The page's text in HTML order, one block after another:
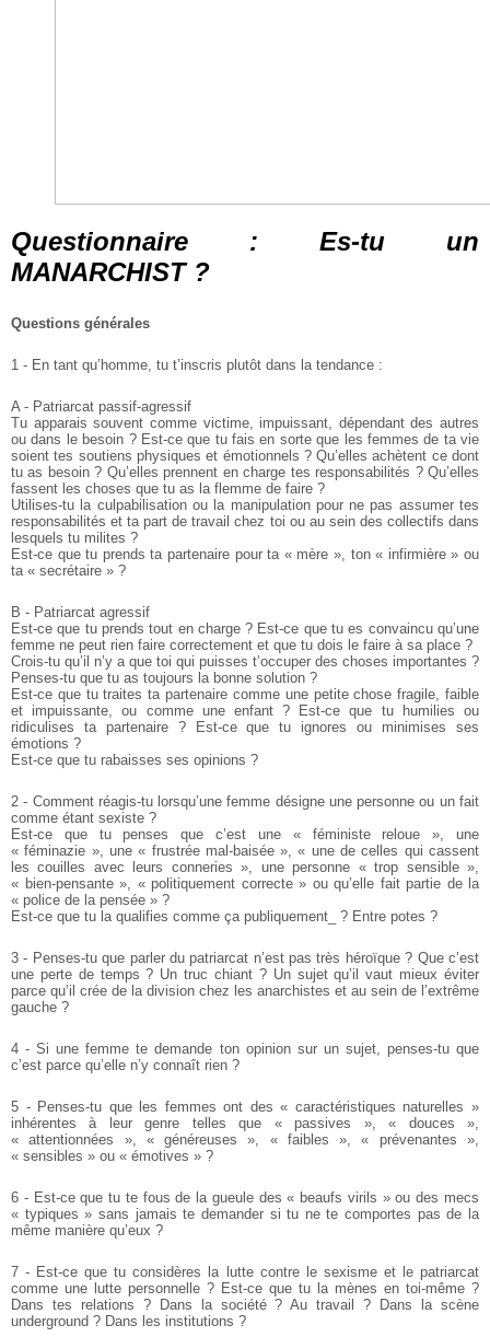
Questionnaire : Es-tu un
MANARCHIST ?
Questions générales
1 - En tant qu’homme, tu t’inscris plutôt dans la tendance :
A - Patriarcat passif-agressif
Tu apparais souvent comme victime, impuissant, dépendant des autres
ou dans le besoin ? Est-ce que tu fais en sorte que les femmes de ta vie
soient tes soutiens physiques et émotionnels ? Qu’elles achètent ce dont
tu as besoin ? Qu’elles prennent en charge tes responsabilités ? Qu’elles
fassent les choses que tu as la flemme de faire ?
Utilises-tu la culpabilisation ou la manipulation pour ne pas assumer tes
responsabilités et ta part de travail chez toi ou au sein des collectifs dans
lesquels tu milites ?
Est-ce que tu prends ta partenaire pour ta « mère », ton « infirmière » ou
ta « secrétaire » ?
B - Patriarcat agressif
Est-ce que tu prends tout en charge ? Est-ce que tu es convaincu qu’une
femme ne peut rien faire correctement et que tu dois le faire à sa place ?
Crois-tu qu’il n’y a que toi qui puisses t’occuper des choses importantes ?
Penses-tu que tu as toujours la bonne solution ?
Est-ce que tu traites ta partenaire comme une petite chose fragile, faible
et impuissante, ou comme une enfant ? Est-ce que tu humilies ou
ridiculises ta partenaire ? Est-ce que tu ignores ou minimises ses
émotions ?
Est-ce que tu rabaisses ses opinions ?
2 - Comment réagis-tu lorsqu’une femme désigne une personne ou un fait
comme étant sexiste ?
Est-ce que tu penses que c’est une « féministe reloue », une
« féminazie », une « frustrée mal-baisée », « une de celles qui cassent
les couilles avec leurs conneries », une personne « trop sensible »,
« bien-pensante », « politiquement correcte » ou qu’elle fait partie de la
« police de la pensée » ?
Est-ce que tu la qualifies comme ça publiquement_ ? Entre potes ?
3 - Penses-tu que parler du patriarcat n’est pas très héroïque ? Que c’est
une perte de temps ? Un truc chiant ? Un sujet qu’il vaut mieux éviter
parce qu’il crée de la division chez les anarchistes et au sein de l’extrême
gauche ?
4 - Si une femme te demande ton opinion sur un sujet, penses-tu que
c’est parce qu’elle n’y connaît rien ?
5 - Penses-tu que les femmes ont des « caractéristiques naturelles »
inhérentes à leur genre telles que « passives », « douces »,
« attentionnées », « généreuses », « faibles », « prévenantes »,
« sensibles » ou « émotives » ?
6 - Est-ce que tu te fous de la gueule des « beaufs virils » ou des mecs
« typiques » sans jamais te demander si tu ne te comportes pas de la
même manière qu’eux ?
7 - Est-ce que tu considères la lutte contre le sexisme et le patriarcat
comme une lutte personnelle ? Est-ce que tu la mènes en toi-même ?
Dans tes relations ? Dans la société ? Au travail ? Dans la scène
underground ? Dans les institutions ?